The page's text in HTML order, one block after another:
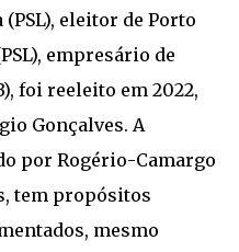
eleitor de Porto
empresário de
foi reeleito em 2022,
Gonçalves. A
por Rogério-Camargo
tem propósitos
mesmo